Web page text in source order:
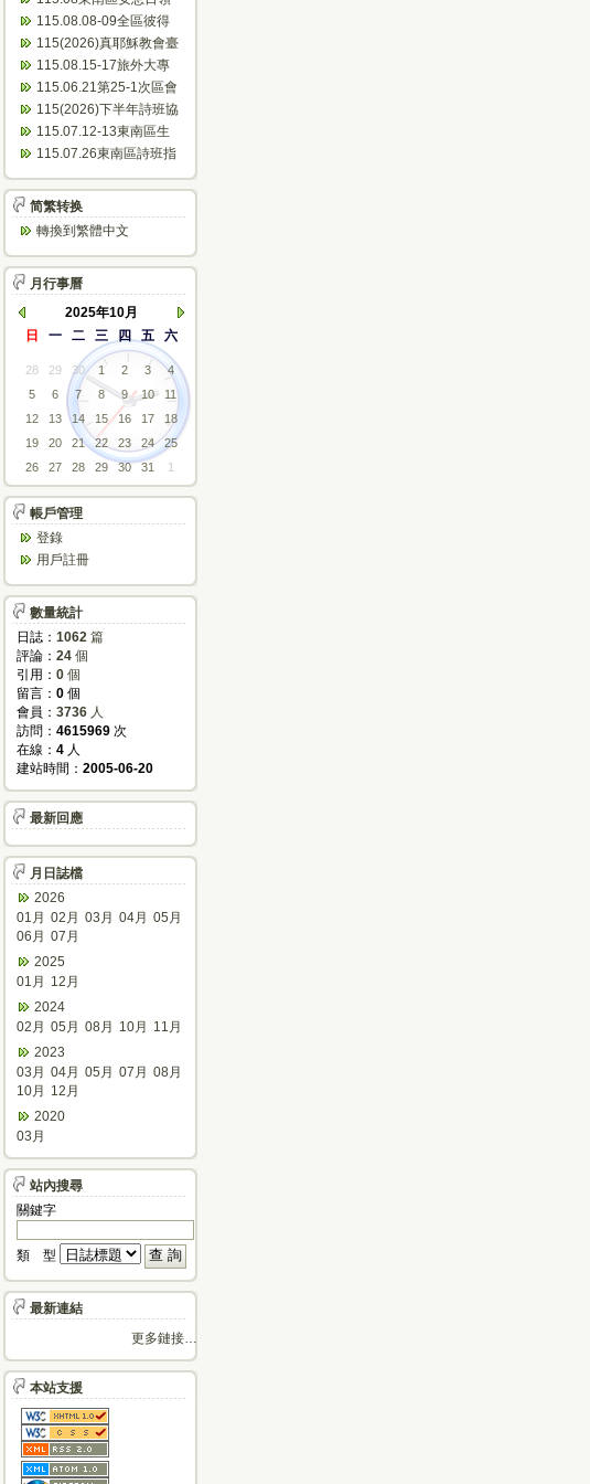
會表
115.08.08-09全區彼得
團契聯誼會(南寮)...
115(2026)真耶穌教會臺
灣傳教100周年~東...
115.08.15-17旅外大專
成長營(芝田)
115.06.21第25-1次區會
議(會議紀錄)
115(2026)下半年詩班協
助佈道會公文
115.07.12-13東南區生
命體驗活動(美和)...
115.07.26東南區詩班指
简繁转换
轉換到繁體中文
月行事曆
2025年10月
日
一 二 三 四 五 六
28 29 30 1 2 3
4
5
6 7 8 9 10
11
12
13 14 15 16 17
18
19
20 21 22 23 24
25
26
27 28 29 30 31 1
帳戶管理
登錄
用戶註冊
數量統計
日誌： 1062 篇
評論： 24 個
引用： 0 個
留言： 0 個
會員： 3736 人
訪問： 4615969 次
在線： 4 人
建站時間： 2005-06-20
最新回應
月日誌檔
2026
01月 02月 03月 04月 05月
06月 07月
2025
01月
12月
2024
02月 05月 08月 10月
11月
2023
03月 04月 05月 07月 08月
10月
12月
2020
03月
站內搜尋
關鍵字
類 型
最新連結
更多鏈接…
本站支援